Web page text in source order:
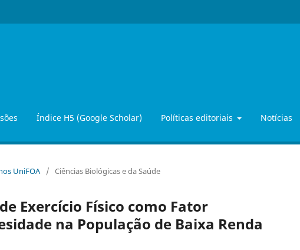
Índice H5 (Google Scholar) Políticas editoriais Notícias
UniFOA / Ciências Biológicas e da Saúde
Exercício Físico como Fator
na População de Baixa Renda